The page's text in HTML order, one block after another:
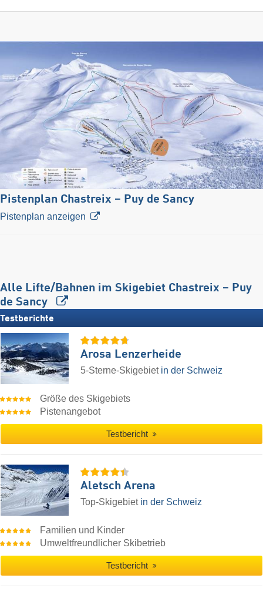
Pistenplan Chastreix – Puy de Sancy
Pistenplan anzeigen
Alle Lifte/Bahnen im Skigebiet Chastreix – Puy
de Sancy
Testberichte
Arosa Lenzerheide
5-Sterne-Skigebiet in der Schweiz
Größe des Skigebiets
Pistenangebot
Testbericht
Aletsch Arena
Top-Skigebiet in der Schweiz
Familien und Kinder
Umweltfreundlicher Skibetrieb
Testbericht